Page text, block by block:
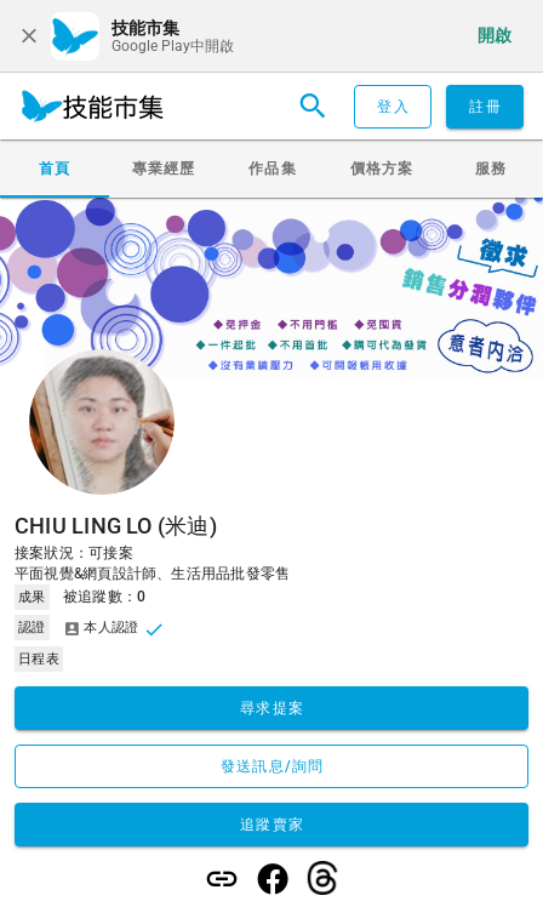
技能市集
Google Play中開啟
開啟
登入 註冊
首頁 專業經歷 作品集 價格方案 服務
CHIU LING LO (米迪)
接案狀況：可接案
平面視覺&網頁設計師、生活用品批發零售
成果 被追蹤數：0
認證
本人認證
日程表
尋求提案
發送訊息/詢問
追蹤賣家